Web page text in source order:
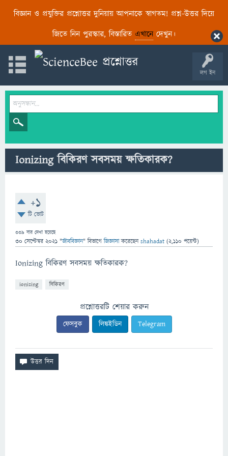
বিজ্ঞান ও প্রযুক্তির প্রশ্নোত্তর দুনিয়ায় আপনাকে স্বাগতম! প্রশ্ন-উত্তর দিয়ে
জিতে নিন পুরস্কার, বিস্তারিত এখানেদেখুন।
লগ ইন
Ionizing বিকিরণ সবসময় ক্ষতিকারক?
+1
টি ভোট
339 বার দেখা হয়েছে
30 সেপ্টেম্বর 2021 "জীববিজ্ঞান" বিভাগে জিজ্ঞাসাকরেছেনshahadat (2,110 পয়েন্ট)
Ionizing বিকিরণ সবসময় ক্ষতিকারক?
ionizing বিকিরণ
প্রশ্নোত্তরটি শেয়ার করুন
ফেসবুক লিঙ্কইডিন Telegram